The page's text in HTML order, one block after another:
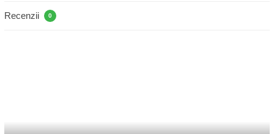
Recenzii 0